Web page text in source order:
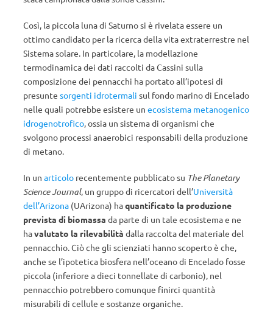
Così, la piccola luna di Saturno si è rivelata essere un
ottimo candidato per la ricerca della vita extraterrestre nel
Sistema solare. In particolare, la modellazione
termodinamica dei dati raccolti da Cassini sulla
composizione dei pennacchi ha portato all’ipotesi di
presunte sorgenti idrotermali sul fondo marino di Encelado
nelle quali potrebbe esistere un ecosistema metanogenico
idrogenotrofico, ossia un sistema di organismi che
svolgono processi anaerobici responsabili della produzione
di metano.
In un articolo recentemente pubblicato su The Planetary
Science Journal, un gruppo di ricercatori dell’Università
dell’Arizona (UArizona) haquantificato la produzione
prevista di biomassa da parte di un tale ecosistema e ne
havalutato la rilevabilità dalla raccolta del materiale del
pennacchio. Ciò che gli scienziati hanno scoperto è che,
anche se l’ipotetica biosfera nell’oceano di Encelado fosse
piccola (inferiore a dieci tonnellate di carbonio), nel
pennacchio potrebbero comunque finirci quantità
misurabili di cellule e sostanze organiche.